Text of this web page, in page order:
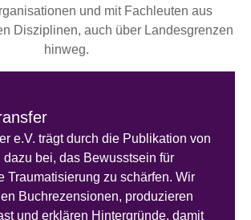
und mit Fachleuten aus
Disziplinen, auch über Landesgrenzen
hinweg.
e.V. trägt durch die Publikation von
dazu bei, das Bewusstsein für
Traumatisierung zu schärfen. Wir
Buchrezensionen, produzieren
und erklären Hintergründe, damit